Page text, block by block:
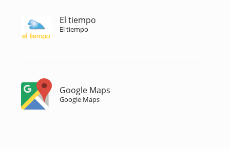
El tiempo
El tiempo
Google Maps
Google Maps